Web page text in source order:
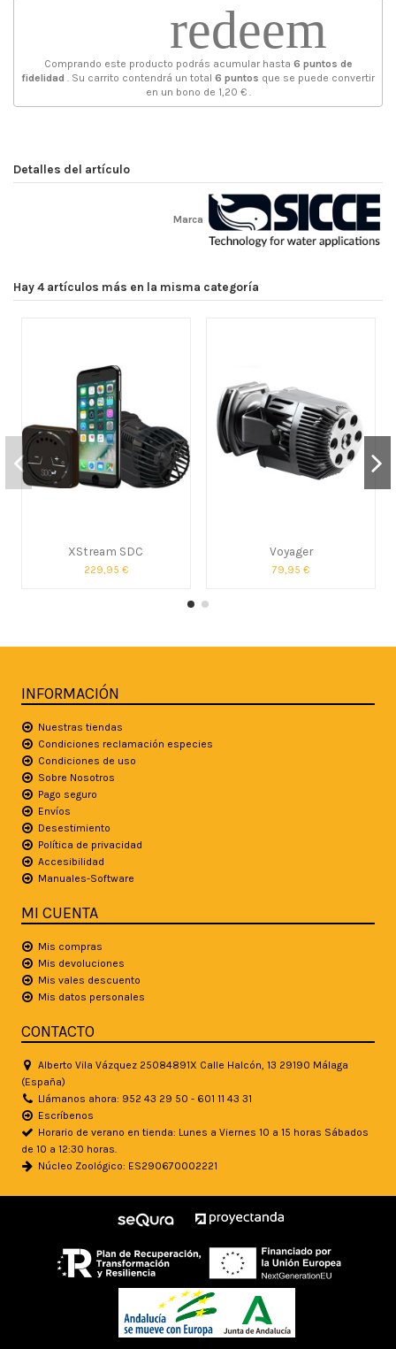
redeem
Comprando este producto podrás acumular hasta 6 puntos de
fidelidad . Su carrito contendrá un total 6 puntos que se puede convertir
en un bono de 1,20 €.
Detalles del artículo
Marca
Hay 4 artículos más en la misma categoría
XStream SDC
229,95 €
Voyager
79,95 €
INFORMACIÓN
Nuestras tiendas
Condiciones reclamación especies
Condiciones de uso
Sobre Nosotros
Pago seguro
Envíos
Desestimiento
Política de privacidad
Accesibilidad
Manuales-Software
MI CUENTA
Mis compras
Mis devoluciones
Mis vales descuento
Mis datos personales
CONTACTO
Alberto Vila Vázquez 25084891X Calle Halcón, 13 29190 Málaga
(España)
Llámanos ahora: 952 43 29 50 - 601 11 43 31
Escríbenos
Horario de verano en tienda: Lunes a Viernes 10 a 15 horas Sábados
de 10 a 12:30 horas.
Núcleo Zoológico: ES290670002221